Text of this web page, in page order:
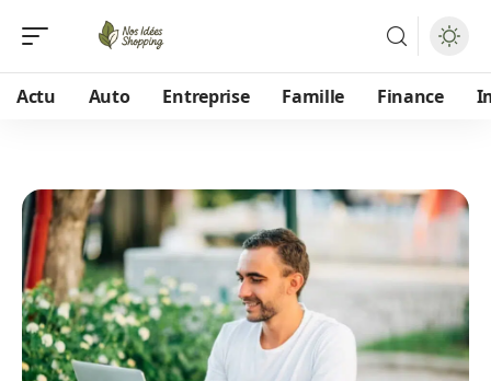
Actu Auto Entreprise Famille Finance